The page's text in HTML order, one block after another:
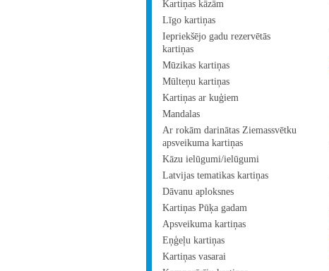
Kartiņas kāzām
Līgo kartiņas
Iepriekšējo gadu rezervētās
kartiņas
Mūzikas kartiņas
Mūlteņu kartiņas
Kartiņas ar kuģiem
Mandalas
Ar rokām darinātas Ziemassvētku
apsveikuma kartiņas
Kāzu ielūgumi/ielūgumi
Latvijas tematikas kartiņas
Dāvanu aploksnes
Kartiņas Pūķa gadam
Apsveikuma kartiņas
Eņģeļu kartiņas
Kartiņas vasarai